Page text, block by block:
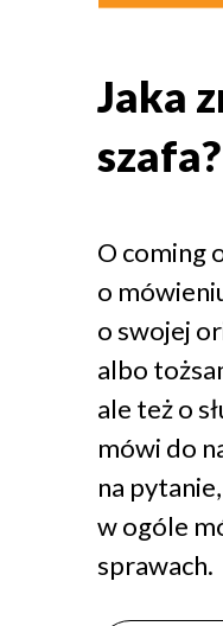
Jaka
szafa?
O coming
o
o swojej
albo
ale też o
mówi do
na
w ogóle
sprawach.